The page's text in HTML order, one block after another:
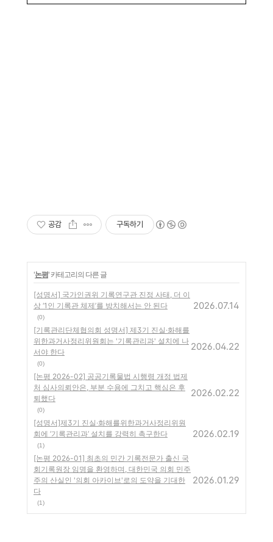
공감 구독하기
'논평' 카테고리의 다른 글
[성명서] 국가인권위 기록연구관 진정 사태, 더 이
상 ‘1인 기록관 체제’를 방치해서는 안 된다
(0)
2026.07.14
[기록관리단체협의회 성명서] 제3기 진실·화해를
위한과거사정리위원회는 '기록관리과' 설치에 나
서야 한다
(0)
2026.04.22
[논평 2026-02] 공공기록물법 시행령 개정 법제
처 심사의뢰안은, 부분 수용에 그치고 핵심은 후
퇴했다
(0)
2026.02.22
[성명서]제3기 진실·화해를위한과거사정리위원
회에 ‘기록관리과’ 설치를 강력히 촉구한다
(1)
2026.02.19
[논평 2026-01] 최초의 민간 기록전문가 출신 국
회기록원장 임명을 환영하며, 대한민국 의회 민주
주의 산실인 '의회 아카이브'로의 도약을 기대한
다
(1)
2026.01.29